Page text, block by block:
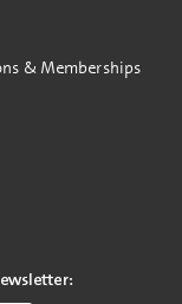
& Memberships